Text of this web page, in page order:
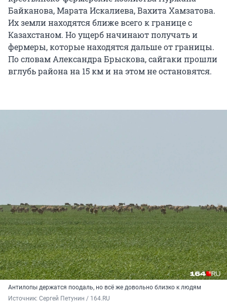
Байканова, Марата Искалиева, Вахита Хамзатова.
Их земли находятся ближе всего к границе с
Казахстаном. Но ущерб начинают получать и
фермеры, которые находятся дальше от границы.
По словам Александра Брыскова, сайгаки прошли
вглубь района на 15 км и на этом не остановятся.
Антилопы держатся поодаль, но всё же довольно близко к людям
Источник: Сергей Петунин / 164.RU